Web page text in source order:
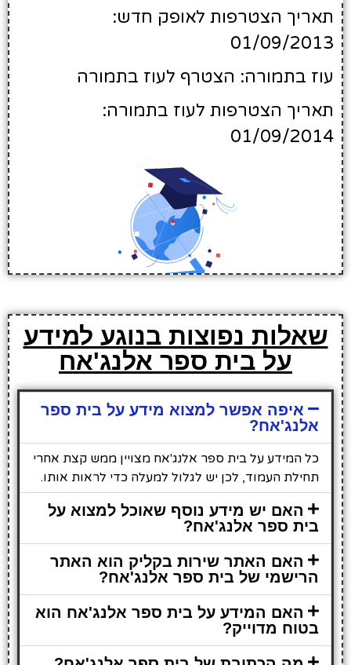
תאריך הצטרפות לאופק חדש:
01/09/2013
עוז בתמורה: הצטרף לעוז בתמורה
תאריך הצטרפות לעוז בתמורה:
01/09/2014
שאלות נפוצות בנוגע למידע
על בית ספר אלנג'אח
איפה אפשר למצוא מידע על בית ספר
אלנג'אח?
כל המידע על בית ספר אלנג'אח מצויין ממש קצת אחרי
תחילת העמוד, לכן יש לגלול למעלה כדי לראות אותו.
האם יש מידע נוסף שאוכל למצוא על
בית ספר אלנג'אח?
האם האתר שירות בקליק הוא האתר
הרישמי של בית ספר אלנג'אח?
האם המידע על בית ספר אלנג'אח הוא
בטוח מדוייק?